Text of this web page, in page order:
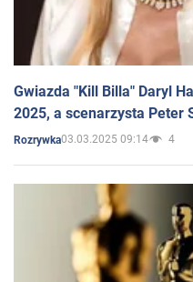
Gwiazda "Kill Billa" Daryl
2025, a scenarzysta Peter
Rozrywka03.03.2025 09:14 4